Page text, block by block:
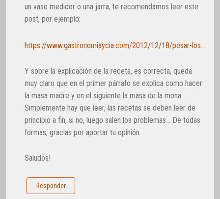
un vaso medidor o una jarra, te recomendamos leer este
post, por ejemplo:
https://www.gastronomiaycia.com/2012/12/18/pesar-los-ingredientes-nos-da-precision/
Y sobre la explicación de la receta, es correcta, queda
muy claro que en el primer párrafo se explica como hacer
la masa madre y en el siguiente la masa de la mona.
Simplemente hay que leer, las recetas se deben leer de
principio a fin, si no, luego salen los problemas… De todas
formas, gracias por aportar tu opinión.
Saludos!
Responder